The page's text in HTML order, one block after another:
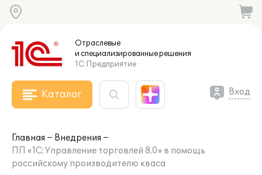
Отраслевые
и специализированныерешения
1С:Предприятие
Каталог Вход
Главная
Внедрения
ПП «1С:Управление торговлей 8.0» в помощь
российскому производителю кваса